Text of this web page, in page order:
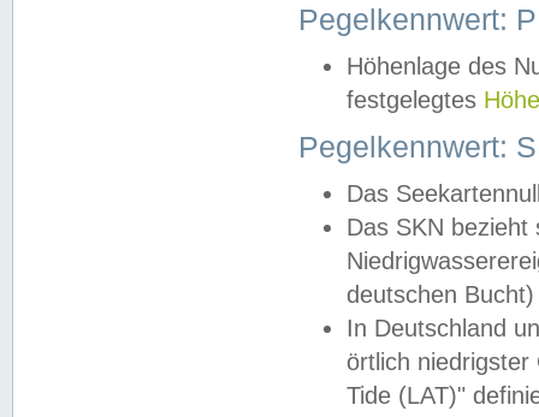
Pegelkennwert:
Höhenlage des
festgelegtes
Pegelkennwert:
Das
Das SKN
deutschen
In Deutschland
örtlich
Tide (LAT)"